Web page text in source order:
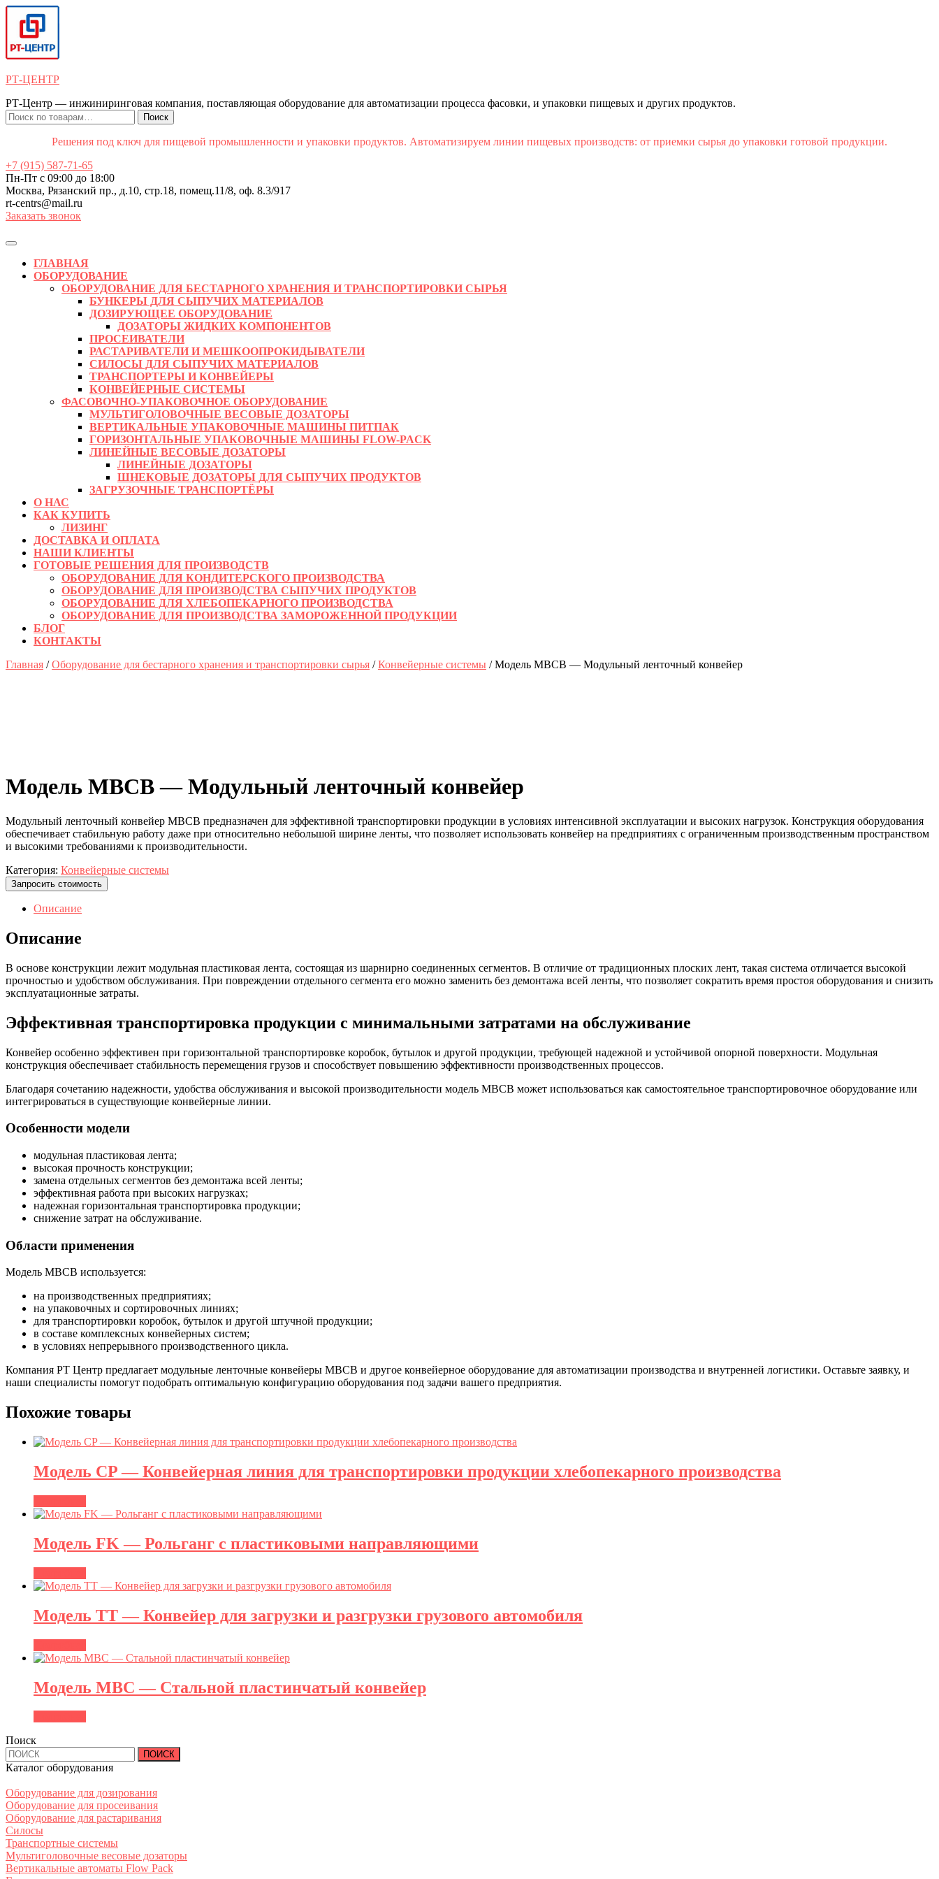
Перейти
содержимому
Перейти
к
содержимому
РТ-ЦЕНТР
РТ-Центр — инжиниринговая компания, поставляющая оборудование для автоматизации процесса фасовки, и упаковки пищевых и других продуктов.
Искать:
Поиск
Решения под ключ для пищевой промышленности и упаковки продуктов. Автоматизируем линии пищевых производств: от приемки сырья до упаковки готовой продукции.
+7 (915) 587-71-65
Пн-Пт с 09:00 до 18:00
Москва, Рязанский пр., д.10, стр.18, помещ.11/8, оф. 8.3/917
rt-centrs@mail.ru
Заказать звонок
Кнопка
ОткрытьГЛАВНАЯ
ОБОРУДОВАНИЕ
ОБОРУДОВАНИЕ ДЛЯ БЕСТАРНОГО ХРАНЕНИЯ И ТРАНСПОРТИРОВКИ СЫРЬЯ
БУНКЕРЫ ДЛЯ СЫПУЧИХ МАТЕРИАЛОВ
ДОЗИРУЮЩЕЕ ОБОРУДОВАНИЕ
ДОЗАТОРЫ ЖИДКИХ КОМПОНЕНТОВ
ПРОСЕИВАТЕЛИ
РАСТАРИВАТЕЛИ И МЕШКООПРОКИДЫВАТЕЛИ
СИЛОСЫ ДЛЯ СЫПУЧИХ МАТЕРИАЛОВ
ТРАНСПОРТЕРЫ И КОНВЕЙЕРЫ
КОНВЕЙЕРНЫЕ СИСТЕМЫ
ФАСОВОЧНО-УПАКОВОЧНОЕ ОБОРУДОВАНИЕ
МУЛЬТИГОЛОВОЧНЫЕ ВЕСОВЫЕ ДОЗАТОРЫ
ВЕРТИКАЛЬНЫЕ УПАКОВОЧНЫЕ МАШИНЫ ПИТПАК
ГОРИЗОНТАЛЬНЫЕ УПАКОВОЧНЫЕ МАШИНЫ FLOW-PACK
ЛИНЕЙНЫЕ ВЕСОВЫЕ ДОЗАТОРЫ
ЛИНЕЙНЫЕ ДОЗАТОРЫ
ШНЕКОВЫЕ ДОЗАТОРЫ ДЛЯ СЫПУЧИХ ПРОДУКТОВ
ЗАГРУЗОЧНЫЕ ТРАНСПОРТЁРЫ
О НАС
КАК КУПИТЬ
ЛИЗИНГ
ДОСТАВКА И ОПЛАТА
НАШИ КЛИЕНТЫ
ГОТОВЫЕ РЕШЕНИЯ ДЛЯ ПРОИЗВОДСТВ
ОБОРУДОВАНИЕ ДЛЯ КОНДИТЕРСКОГО ПРОИЗВОДСТВА
ОБОРУДОВАНИЕ ДЛЯ ПРОИЗВОДСТВА СЫПУЧИХ ПРОДУКТОВ
ОБОРУДОВАНИЕ ДЛЯ ХЛЕБОПЕКАРНОГО ПРОИЗВОДСТВА
ОБОРУДОВАНИЕ ДЛЯ ПРОИЗВОДСТВА ЗАМОРОЖЕННОЙ ПРОДУКЦИИ
БЛОГ
КОНТАКТЫ
КНОПКА
Главная /Оборудование для бестарного хранения и транспортировки сырья /Конвейерные системы / Модель MBCB — Модульный ленточный конвейер
Модель MBCB — Модульный ленточный конвейер
Модульный ленточный конвейер MBCB предназначен для эффективной транспортировки продукции в условиях интенсивной эксплуатации и высоких нагрузок. Конструкция оборудования
обеспечивает стабильную работу даже при относительно небольшой ширине ленты, что позволяет использовать конвейер на предприятиях с ограниченным производственным пространством
и высокими требованиями к производительности.
Категория: Конвейерные системы
Запросить стоимость
Описание
Описание
В основе конструкции лежит модульная пластиковая лента, состоящая из шарнирно соединенных сегментов. В отличие от традиционных плоских лент, такая система отличается высокой
прочностью и удобством обслуживания. При повреждении отдельного сегмента его можно заменить без демонтажа всей ленты, что позволяет сократить время простоя оборудования и снизить
эксплуатационные затраты.
Эффективная транспортировка продукции с минимальными затратами на обслуживание
Конвейер особенно эффективен при горизонтальной транспортировке коробок, бутылок и другой продукции, требующей надежной и устойчивой опорной поверхности. Модульная
конструкция обеспечивает стабильность перемещения грузов и способствует повышению эффективности производственных процессов.
Благодаря сочетанию надежности, удобства обслуживания и высокой производительности модель MBCB может использоваться как самостоятельное транспортировочное оборудование или
интегрироваться в существующие конвейерные линии.
Особенности модели
модульная пластиковая лента;
высокая прочность конструкции;
замена отдельных сегментов без демонтажа всей ленты;
эффективная работа при высоких нагрузках;
надежная горизонтальная транспортировка продукции;
cнижение затрат на обслуживание.
Области применения
Модель MBCB используется:
на производственных предприятиях;
на упаковочных и сортировочных линиях;
для транспортировки коробок, бутылок и другой штучной продукции;
в составе комплексных конвейерных систем;
в условиях непрерывного производственного цикла.
Компания РТ Центр предлагает модульные ленточные конвейеры MBCB и другое конвейерное оборудование для автоматизации производства и внутренней логистики. Оставьте заявку, и
наши специалисты помогут подобрать оптимальную конфигурацию оборудования под задачи вашего предприятия.
Похожие товары
Модель CP — Конвейерная линия для транспортировки продукции хлебопекарного производства
Модель FK — Рольганг с пластиковыми направляющими
Модель TT — Конвейер для загрузки и разгрузки грузового автомобиля
Модель MBC — Стальной пластинчатый конвейер
Поиск
Найти:
Каталог оборудования
Оборудование для дозирования
Оборудование для просеивания
Оборудование для растаривания
Силосы
Транспортные системы
Мультиголовочные весовые дозаторы
Вертикальные автоматы Flow Pack